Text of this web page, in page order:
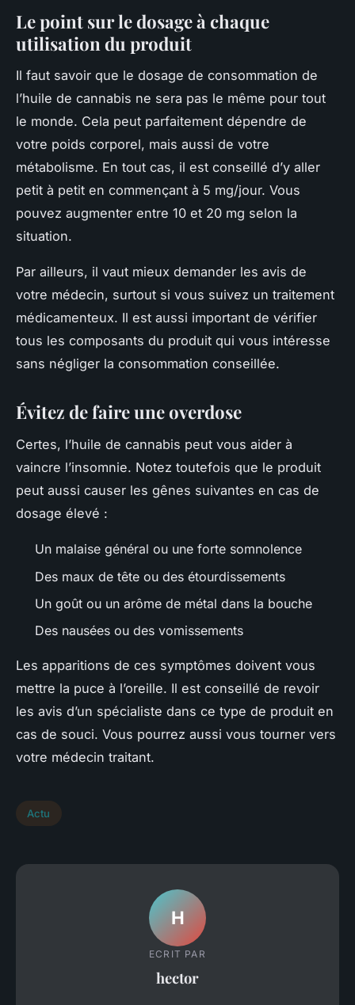
Le point sur le dosage à chaque
utilisation du produit
Il faut savoir que le dosage de consommation de
l’huile de cannabis ne sera pas le même pour tout
le monde. Cela peut parfaitement dépendre de
votre poids corporel, mais aussi de votre
métabolisme. En tout cas, il est conseillé d’y aller
petit à petit en commençant à 5 mg/jour. Vous
pouvez augmenter entre 10 et 20 mg selon la
situation.
Par ailleurs, il vaut mieux demander les avis de
votre médecin, surtout si vous suivez un traitement
médicamenteux. Il est aussi important de vérifier
tous les composants du produit qui vous intéresse
sans négliger la consommation conseillée.
Évitez de faire une overdose
Certes, l’huile de cannabis peut vous aider à
vaincre l’insomnie. Notez toutefois que le produit
peut aussi causer les gênes suivantes en cas de
dosage élevé :
Un malaise général ou une forte somnolence
Des maux de tête ou des étourdissements
Un goût ou un arôme de métal dans la bouche
Des nausées ou des vomissements
Les apparitions de ces symptômes doivent vous
mettre la puce à l’oreille. Il est conseillé de revoir
les avis d’un spécialiste dans ce type de produit en
cas de souci. Vous pourrez aussi vous tourner vers
votre médecin traitant.
Actu
H
ECRIT PAR
hector